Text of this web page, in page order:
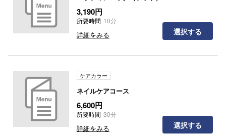
3,190円
所要時間 10分
詳細をみる 選択する
ケアカラー
ネイルケアコース
6,600円
所要時間 30分
詳細をみる 選択する